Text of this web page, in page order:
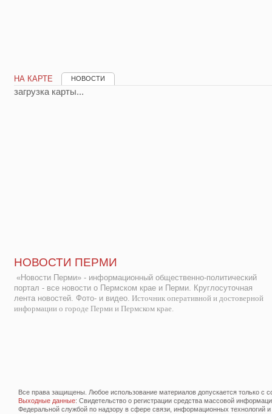
НА КАРТЕ НОВОСТИ
загрузка карты...
НОВОСТИ ПЕРМИ
«Новости Перми» - информационный общественно-политический
портал - все новости о Пермском крае и Перми. Круглосуточная
лента новостей. Фото- и видео. Источник оперативной и достоверной
информации о городе Перми и Пермском крае.
Все права защищены. Любое использование материалов допускается только с
Выходные данные: Свидетельство о регистрации средства массовой
Федеральной службой по надзору в сфере связи, информационных технологий